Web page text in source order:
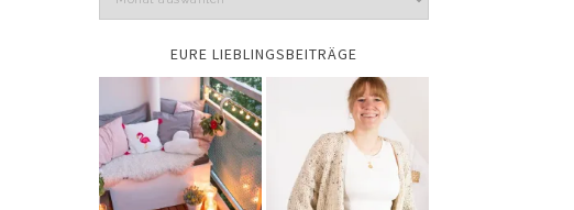
EURE LIEBLINGSBEITRÄGE